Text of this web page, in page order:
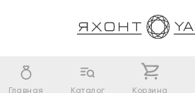
Главная Каталог Корзина